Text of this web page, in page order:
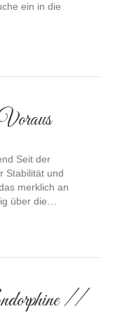
ein in die
Seit der
Stabilität und
merklich an
über die…
//